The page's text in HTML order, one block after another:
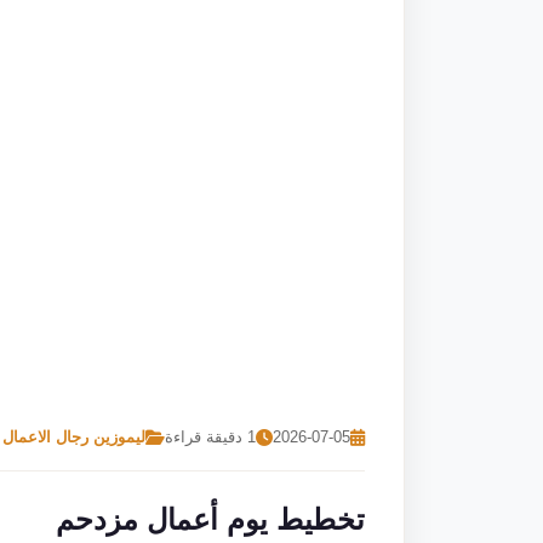
2026-07-05 1 دقيقة قراءة ليموزين رجال الاعمال
تخطيط يوم أعمال مزدحم